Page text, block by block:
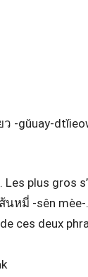
ว -gŭuay-
plus gros
นหมี่ -sên mèe-.
ces deux